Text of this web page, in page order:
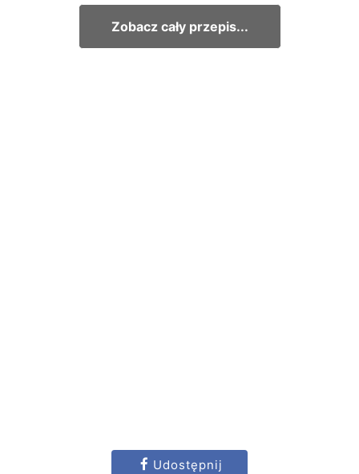
Zobacz cały przepis...
Udostępnij